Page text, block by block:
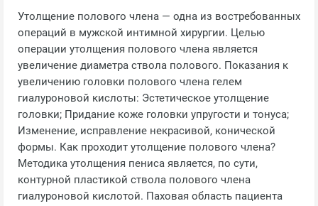
Утолщение полового члена — одна из востребованных
операций в мужской интимной хирургии. Целью
операции утолщения полового члена является
увеличение диаметра ствола полового. Показания к
увеличению головки полового члена гелем
гиалуроновой кислоты: Эстетическое утолщение
головки; Придание коже головки упругости и тонуса;
Изменение, исправление некрасивой, конической
формы. Как проходит утолщение полового члена?
Методика утолщения пениса является, по сути,
контурной пластикой ствола полового члена
гиалуроновой кислотой. Паховая область пациента